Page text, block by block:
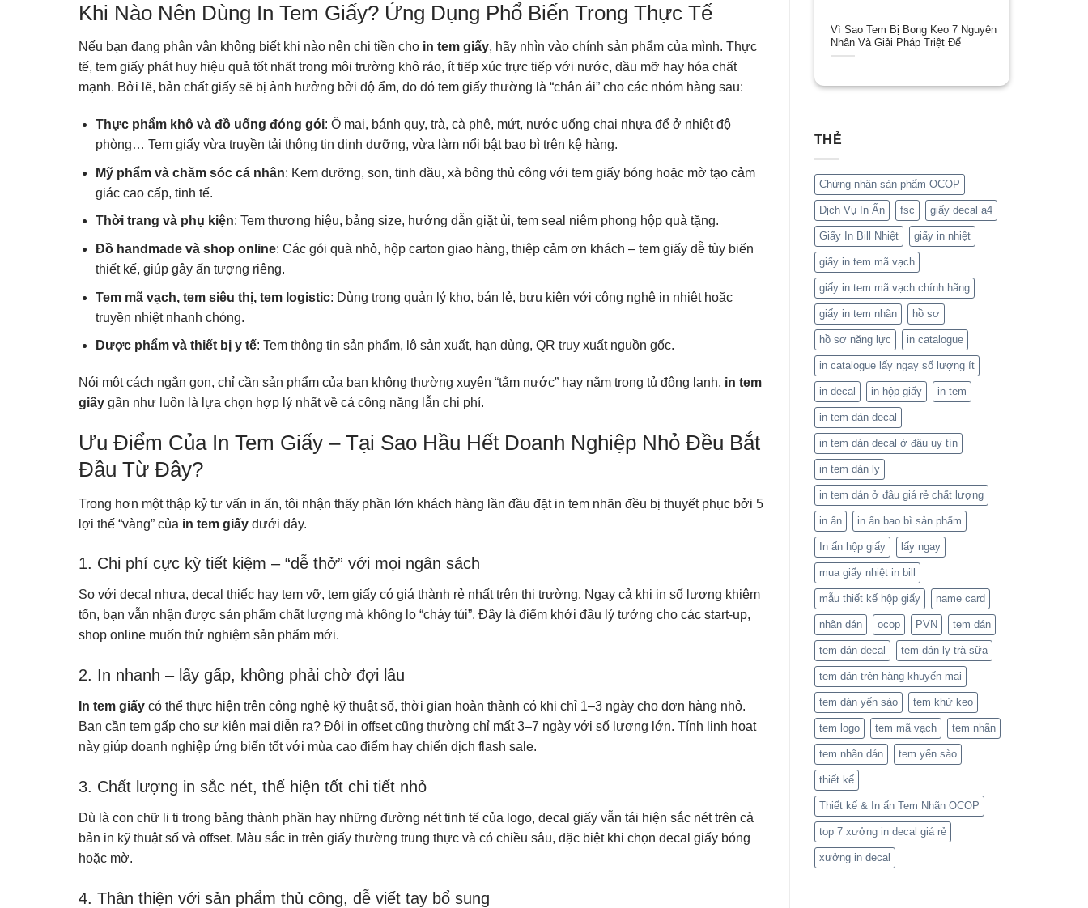
Khi Nào Nên Dùng In Tem Giấy? Ứng Dụng Phổ Biến Trong Thực Tế
Nếu bạn đang phân vân không biết khi nào nên chi tiền cho in tem giấy, hãy nhìn vào chính sản phẩm của mình. Thực
tế, tem giấy phát huy hiệu quả tốt nhất trong môi trường khô ráo, ít tiếp xúc trực tiếp với nước, dầu mỡ hay hóa chất
mạnh. Bởi lẽ, bản chất giấy sẽ bị ảnh hưởng bởi độ ẩm, do đó tem giấy thường là “chân ái” cho các nhóm hàng sau:
Thực phẩm khô và đồ uống đóng gói: Ô mai, bánh quy, trà, cà phê, mứt, nước uống chai nhựa để ở nhiệt độ
phòng… Tem giấy vừa truyền tải thông tin dinh dưỡng, vừa làm nổi bật bao bì trên kệ hàng.
Mỹ phẩm và chăm sóc cá nhân: Kem dưỡng, son, tinh dầu, xà bông thủ công với tem giấy bóng hoặc mờ tạo cảm
giác cao cấp, tinh tế.
Thời trang và phụ kiện: Tem thương hiệu, bảng size, hướng dẫn giặt ủi, tem seal niêm phong hộp quà tặng.
Đồ handmade và shop online: Các gói quà nhỏ, hộp carton giao hàng, thiệp cảm ơn khách – tem giấy dễ tùy biến
thiết kế, giúp gây ấn tượng riêng.
Tem mã vạch, tem siêu thị, tem logistic: Dùng trong quản lý kho, bán lẻ, bưu kiện với công nghệ in nhiệt hoặc
truyền nhiệt nhanh chóng.
Dược phẩm và thiết bị y tế: Tem thông tin sản phẩm, lô sản xuất, hạn dùng, QR truy xuất nguồn gốc.
Nói một cách ngắn gọn, chỉ cần sản phẩm của bạn không thường xuyên “tắm nước” hay nằm trong tủ đông lạnh, in tem
giấy gần như luôn là lựa chọn hợp lý nhất về cả công năng lẫn chi phí.
Ưu Điểm Của In Tem Giấy – Tại Sao Hầu Hết Doanh Nghiệp Nhỏ Đều Bắt
Đầu Từ Đây?
Trong hơn một thập kỷ tư vấn in ấn, tôi nhận thấy phần lớn khách hàng lần đầu đặt in tem nhãn đều bị thuyết phục bởi 5
lợi thế “vàng” của in tem giấy dưới đây.
1. Chi phí cực kỳ tiết kiệm – “dễ thở” với mọi ngân sách
So với decal nhựa, decal thiếc hay tem vỡ, tem giấy có giá thành rẻ nhất trên thị trường. Ngay cả khi in số lượng khiêm
tốn, bạn vẫn nhận được sản phẩm chất lượng mà không lo “cháy túi”. Đây là điểm khởi đầu lý tưởng cho các start-up,
shop online muốn thử nghiệm sản phẩm mới.
2. In nhanh – lấy gấp, không phải chờ đợi lâu
In tem giấy có thể thực hiện trên công nghệ kỹ thuật số, thời gian hoàn thành có khi chỉ 1–3 ngày cho đơn hàng nhỏ.
Bạn cần tem gấp cho sự kiện mai diễn ra? Đội in offset cũng thường chỉ mất 3–7 ngày với số lượng lớn. Tính linh hoạt
này giúp doanh nghiệp ứng biến tốt với mùa cao điểm hay chiến dịch flash sale.
3. Chất lượng in sắc nét, thể hiện tốt chi tiết nhỏ
Dù là con chữ li ti trong bảng thành phần hay những đường nét tinh tế của logo, decal giấy vẫn tái hiện sắc nét trên cả
bản in kỹ thuật số và offset. Màu sắc in trên giấy thường trung thực và có chiều sâu, đặc biệt khi chọn decal giấy bóng
hoặc mờ.
4. Thân thiện với sản phẩm thủ công, dễ viết tay bổ sung
Vì Sao Tem Bị Bong Keo 7 Nguyên
Nhân Và Giải Pháp Triệt Để
THẺ
Chứng nhận sản phẩm OCOP
Dịch Vụ In Ấn fsc giấy decal a4
Giấy In Bill Nhiệt giấy in nhiệt
giấy in tem mã vạch
giấy in tem mã vạch chính hãng
giấy in tem nhãn hồ sơ
hồ sơ năng lực in catalogue
in catalogue lấy ngay số lượng ít
in decal in hộp giấy in tem
in tem dán decal
in tem dán decal ở đâu uy tín
in tem dán ly
in tem dán ở đâu giá rẻ chất lượng
in ấn in ấn bao bì sản phẩm
In ấn hộp giấy lấy ngay
mua giấy nhiệt in bill
mẫu thiết kế hộp giấy name card
nhãn dán ocop PVN tem dán
tem dán decal tem dán ly trà sữa
tem dán trên hàng khuyến mại
tem dán yến sào tem khử keo
tem logo tem mã vạch tem nhãn
tem nhãn dán tem yến sào
thiết kế
Thiết kế & In ấn Tem Nhãn OCOP
top 7 xưởng in decal giá rẻ
xưởng in decal